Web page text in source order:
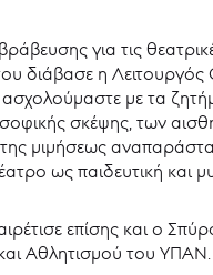
βράβευσης για τις
διάβασε η
με τα
σκέψης, των
μιμήσεως
ως παιδευτική και
επίσης και ο
Αθλητισμού του ΥΠΑΝ.